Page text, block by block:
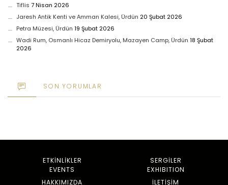
Tiflis 7 Nisan 2026
Jaresh Antik Kenti ve Amman Kalesi, Ürdün 20 Şubat 2026
Petra Müzesi, Ürdün 19 Şubat 2026
Wadi Rum, Osmanlı Hicaz Demiryolu, Mazayen Camp, Ürdün 18 Şubat
2026
SON YORUMLAR
ETKINLIKLER
EVENTS
SERGİLER
EXHIBITION
HAKKIMIZDA
İLETIŞIM